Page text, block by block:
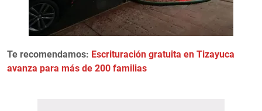
Te recomendamos: Escrituración gratuita en Tizayuca
avanza para más de 200 familias